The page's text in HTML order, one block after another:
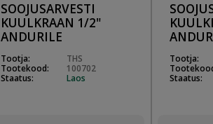
SOOJUSARVESTI
KUULKRAAN 1/2"
ANDURILE
Tootja:
THS
Tootekood:
100702
Staatus:
Laos
Tootja:
Staatus: